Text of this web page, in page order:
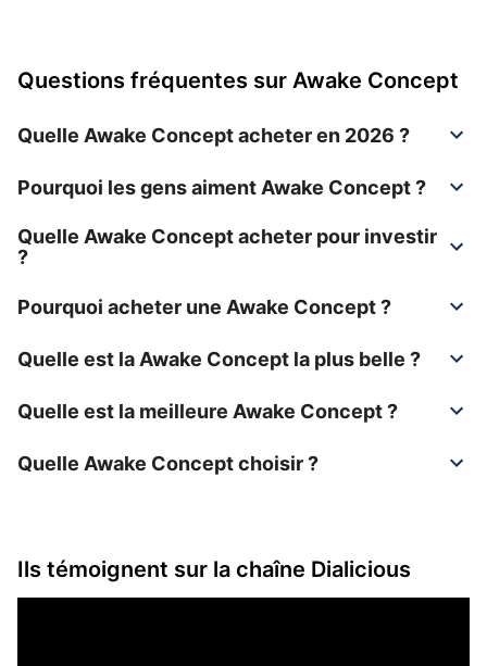
Questions fréquentes sur Awake Concept
Quelle Awake Concept acheter en 2026 ?
Pourquoi les gens aiment Awake Concept ?
Quelle Awake Concept acheter pour investir
?
Pourquoi acheter une Awake Concept ?
Quelle est la Awake Concept la plus belle ?
Quelle est la meilleure Awake Concept ?
Quelle Awake Concept choisir ?
Ils témoignent sur la chaîne Dialicious